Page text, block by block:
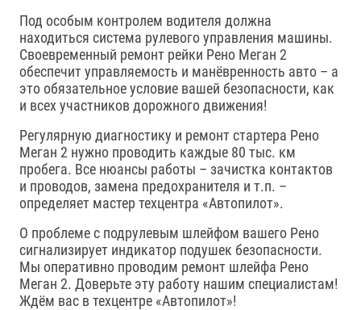
Под особым контролем водителя должна
находиться система рулевого управления машины.
Своевременный ремонт рейки Рено Меган 2
обеспечит управляемость и манёвренность авто – а
это обязательное условие вашей безопасности, как
и всех участников дорожного движения!
Регулярную диагностику и ремонт стартера Рено
Меган 2 нужно проводить каждые 80 тыс. км
пробега. Все нюансы работы – зачистка контактов
и проводов, замена предохранителя и т.п. –
определяет мастер техцентра «Автопилот».
О проблеме с подрулевым шлейфом вашего Рено
сигнализирует индикатор подушек безопасности.
Мы оперативно проводим ремонт шлейфа Рено
Меган 2. Доверьте эту работу нашим специалистам!
Ждём вас в техцентре «Автопилот»!